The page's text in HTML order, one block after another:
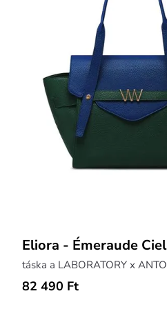
Eliora - Émeraude Ciel
82 490 Ft